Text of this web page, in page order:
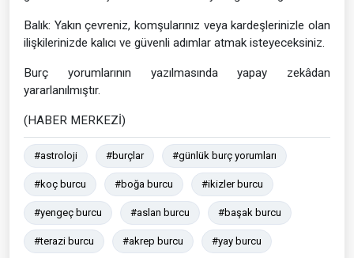
Balık: Yakın çevreniz, komşularınız veya kardeşlerinizle olan
ilişkilerinizde kalıcı ve güvenli adımlar atmak isteyeceksiniz.
Burç yorumlarının yazılmasında yapay zekâdan
yararlanılmıştır.
(HABER MERKEZİ)
#astroloji #burçlar #günlük burç yorumları
#koç burcu #boğa burcu #ikizler burcu
#yengeç burcu #aslan burcu #başak burcu
#terazi burcu #akrep burcu #yay burcu